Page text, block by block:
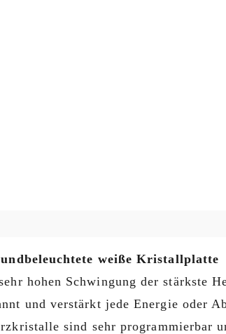
weiße Kristallplatte
hohen Schwingung der stärkste
und verstärkt jede Energie oder
sind sehr programmierbar